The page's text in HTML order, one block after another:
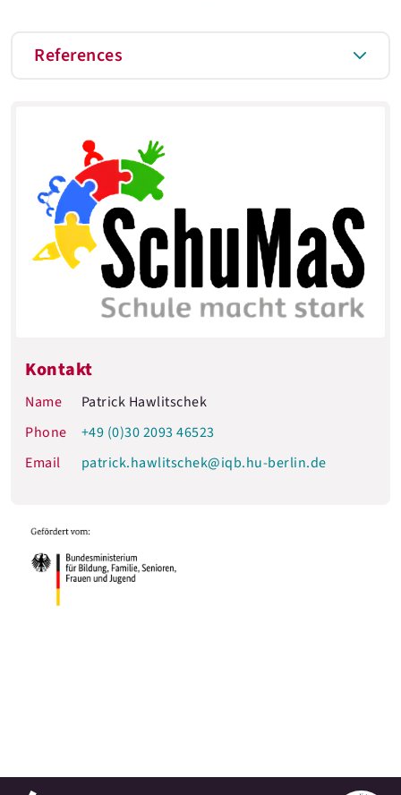
References
Kontakt
Name
Patrick Hawlitschek
Phone
+49 (0)30 2093 46523
Email
patrick.hawlitschek@iqb.hu-berlin.de